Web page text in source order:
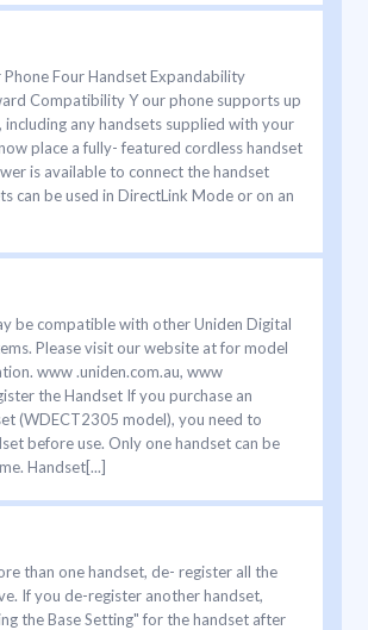
Phone Four Handset Expandability
Compatibility Y our phone supports up
any handsets supplied with your
place a fully- featured cordless handset
is available to connect the handset
can be used in DirectLink Mode or on an
be compatible with other Uniden Digital
Please visit our website at for model
www .uniden.com.au, www
the Handset If you purchase an
(WDECT2305 model), you need to
before use. Only one handset can be
Handset[...]
than one handset, de- register all the
If you de-register another handset,
the Base Setting" for the handset after